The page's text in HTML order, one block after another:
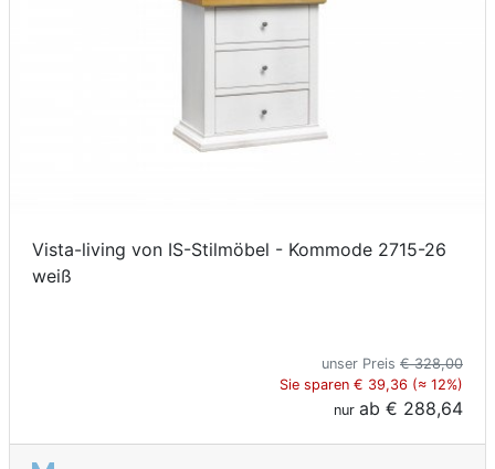
Vista-living von IS-Stilmöbel - Kommode 2715-26
weiß
unser Preis € 328,00
Sie sparen € 39,36 (≈ 12%)
nur ab € 288,64